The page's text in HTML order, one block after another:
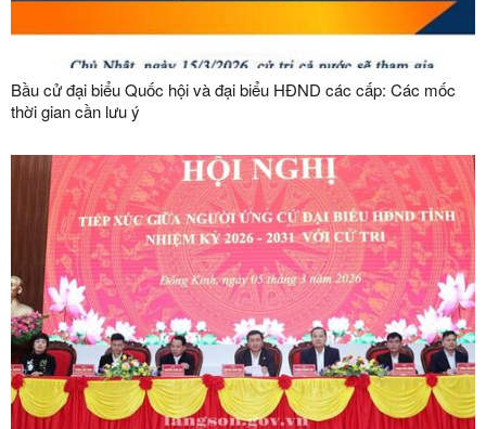
Bầu cử đại biểu Quốc hội và đại biểu HĐND các cấp: Các mốc
thời gian cần lưu ý